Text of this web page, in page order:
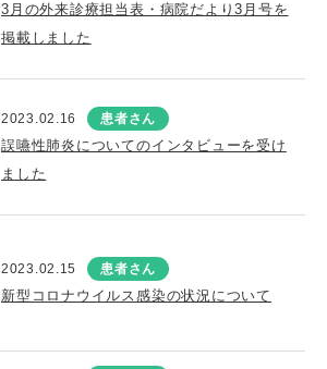
3月の外来診療担当表・病院だより3月号を
掲載しました
2023.02.16 患者さん
誤嚥性肺炎についてのインタビューを受け
ました
2023.02.15 患者さん
新型コロナウイルス感染の状況について